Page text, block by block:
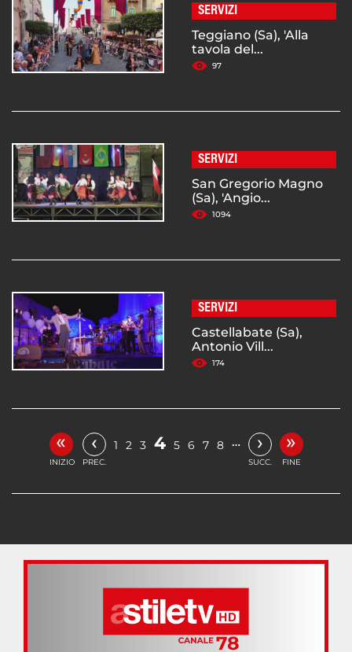
SERVIZI
Teggiano (Sa), 'Alla
tavola del...
97
SERVIZI
San Gregorio Magno
(Sa), 'Angio...
1094
SERVIZI
Castellabate (Sa),
Antonio Vill...
174
«
INIZIO
‹
PREC.
1 2 3 4 5 6 7 8 … ›
SUCC.
»
FINE